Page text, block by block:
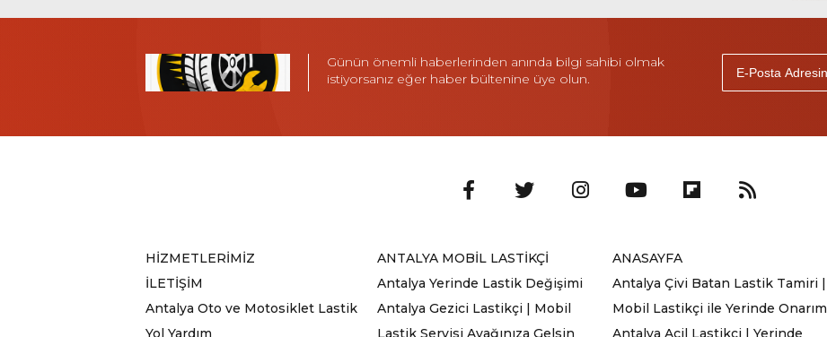
Günün önemli haberlerinden anında bilgi sahibi olmak
istiyorsanız eğer haber bültenine üye olun.
HİZMETLERİMİZ
ANTALYA MOBİL LASTİKÇİ
İLETİŞİM
Antalya Yerinde Lastik Değişimi
Antalya Oto ve Motosiklet Lastik
Yol Yardım
Antalya Gezici Lastikçi | Mobil
Lastik Servisi Ayağınıza Gelsin
ANASAYFA
Antalya Çivi Batan Lastik Tamiri |
Mobil Lastikçi ile Yerinde Onarım
Antalya Acil Lastikçi | Yerinde